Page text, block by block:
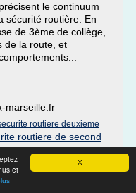
X
et
le continuum
sécurité routière. En
de 3ème de collège,
de la route, et
marseille.fr
routiere deuxieme
routiere de second
routiere niveaux 1
niveau 2
niveau 1